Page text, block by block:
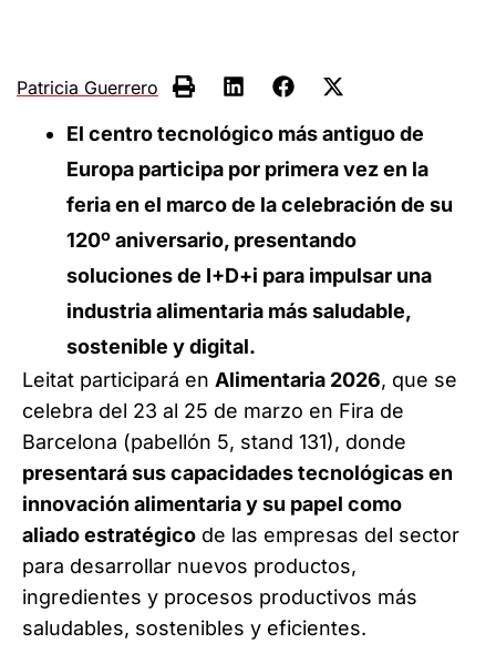
Patricia Guerrero
El centro tecnológico más antiguo de
Europa participa por primera vez en la
feria en el marco de la celebración de su
120º aniversario, presentando
soluciones de I+D+i para impulsar una
industria alimentaria más saludable,
sostenible y digital.
Leitat participará en Alimentaria 2026, que se
celebra del 23 al 25 de marzo en Fira de
Barcelona (pabellón 5, stand 131), donde
presentará sus capacidades tecnológicas en
innovación alimentaria y su papel como
aliado estratégico de las empresas del sector
para desarrollar nuevos productos,
ingredientes y procesos productivos más
saludables, sostenibles y eficientes.